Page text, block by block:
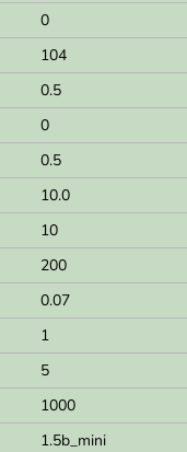
0
104
0.5
0
0.5
10.0
10
200
0.07
1
5
1000
1.5b_mini